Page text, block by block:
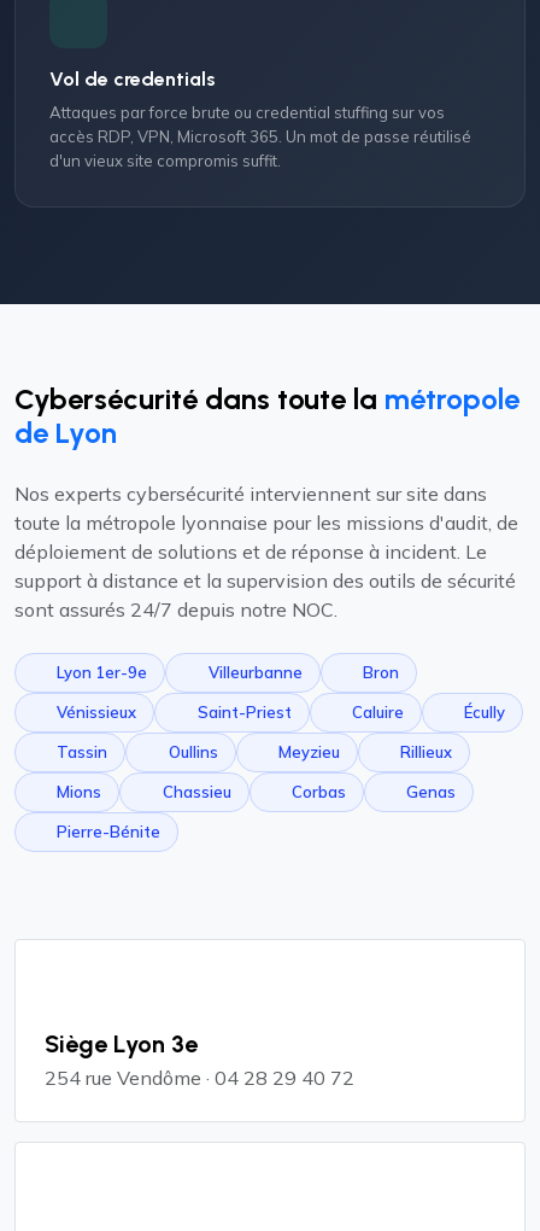
Vol de credentials
Attaques par force brute ou credential stuffing sur vos
accès RDP, VPN, Microsoft 365. Un mot de passe réutilisé
d'un vieux site compromis suffit.
Cybersécurité dans toute la métropole
de Lyon
Nos experts cybersécurité interviennent sur site dans
toute la métropole lyonnaise pour les missions d'audit, de
déploiement de solutions et de réponse à incident. Le
support à distance et la supervision des outils de sécurité
sont assurés 24/7 depuis notre NOC.
Lyon 1er-9e Villeurbanne Bron
Vénissieux Saint-Priest Caluire Écully
Tassin Oullins Meyzieu Rillieux
Mions Chassieu Corbas Genas
Pierre-Bénite
Siège Lyon 3e
254 rue Vendôme · 04 28 29 40 72